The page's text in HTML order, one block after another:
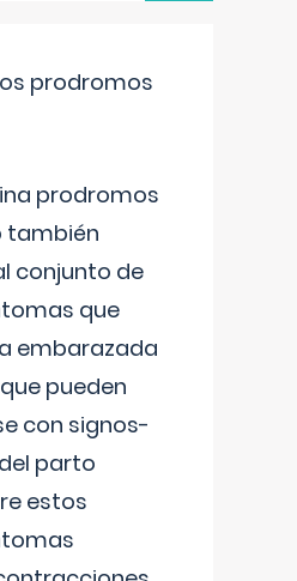
prodromos
prodromos
también
conjunto de
que
embarazada
pueden
con signos-
parto
estos